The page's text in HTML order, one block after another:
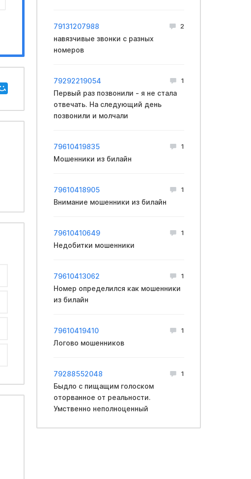
79131207988 2
навязчивые звонки с разных
номеров
79292219054 1
Первый раз позвонили - я не стала
отвечать. На следующий день
позвонили и молчали
79610419835 1
Мошенники из билайн
79610418905 1
Внимание мошенники из билайн
79610410649 1
Недобитки мошенники
79610413062 1
Номер определился как мошенники
из билайн
79610419410 1
Логово мошенников
79288552048 1
Быдло с пищащим голоском
оторванное от реальности.
Умственно неполноценный